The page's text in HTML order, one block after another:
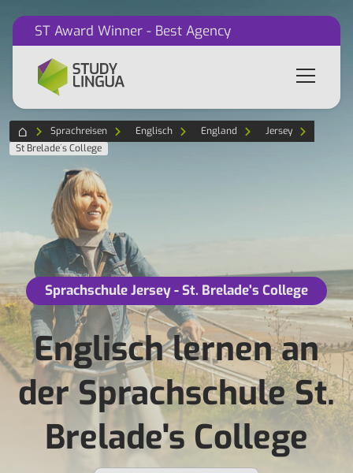
ST Award Winner - Best Agency
Sprachreisen Englisch England
Jersey
St Brelade´s College
Sprachschule Jersey - St. Brelade's College
Englisch lernen an
der Sprachschule St.
Brelade's College